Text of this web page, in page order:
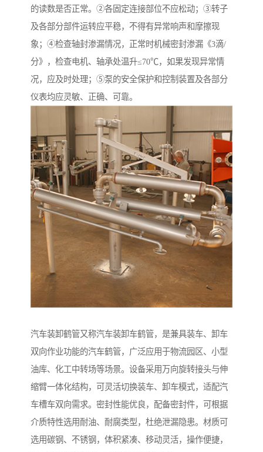
的读数是否正常。②各固定连接部位不应松动；③转子
及各部分部件运转应平稳，不得有异常响声和摩擦现
象；④检查轴封渗漏情况，正常时机械密封渗漏《3滴/
分》，检查电机、轴承处温升≤70℃，如果发现异常情
况，应及时处理；⑤泵的安全保护和控制装置及各部分
仪表均应灵敏、正确、可靠。
汽车装卸鹤管又称汽车装卸车鹤管，是兼具装车、卸车
双向作业功能的汽车鹤管，广泛应用于物流园区、小型
油库、化工中转场等场景。设备采用万向旋转接头与伸
缩臂一体化结构，可灵活切换装车、卸车模式，适配汽
车槽车双向需求。密封性能优良，配备密封件，可根据
介质特性选用耐油、耐腐类型，杜绝泄漏隐患。材质可
选用碳钢、不锈钢，体积紧凑、移动灵活，操作便捷，